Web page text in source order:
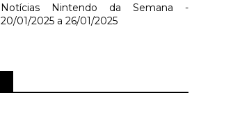
Notícias Nintendo da Semana -
20/01/2025 a 26/01/2025